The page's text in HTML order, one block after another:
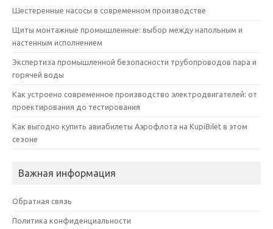
Шестеренные насосы в современном производстве
Щиты монтажные промышленные: выбор между напольным и
настенным исполнением
Экспертиза промышленной безопасности трубопроводов пара и
горячей воды
Как устроено современное производство электродвигателей: от
проектирования до тестирования
Как выгодно купить авиабилеты Аэрофлота на KupiBilet в этом
сезоне
Важная информация
Обратная связь
Политика конфиденциальности